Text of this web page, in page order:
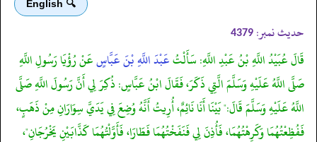
🔍 English
حدیث نمبر: 4379
قَالَ عُبَيْدُ اللَّهِ بْنُ عَبْدِ اللَّهِ: سَأَلْتُعَبْدَ اللَّهِ بْنَ عَبَّاسٍعَنْ رُؤْيَا رَسُولِ اللَّهِ
صَلَّى اللَّهُ عَلَيْهِ وَسَلَّمَ الَّتِي ذَكَرَ، فَقَالَ ابْنُ عَبَّاسٍ: ذُكِرَ لِي أَنَّ رَسُولَ اللَّهِ صَلَّى
اللَّهُ عَلَيْهِ وَسَلَّمَ قَالَ:" بَيْنَا أَنَا نَائِمٌ، أُرِيتُ أَنَّهُ وُضِعَ فِي يَدَيَّ سِوَارَانِ مِنْ ذَهَبٍ،
فَفُظِعْتُهُمَا وَكَرِهْتُهُمَا، فَأُذِنَ لِي فَنَفَخْتُهُمَا فَطَارَا، فَأَوَّلْتُهُمَا كَذَّابَيْنِ يَخْرُجَانِ"،